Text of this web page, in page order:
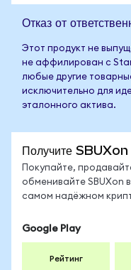
Отказ от
Этот продукт не
не аффилирован с
любые другие
исключительно для
эталонного актива.
Получите SBUXon
Покупайте,
обменивайте SBUXon
самом надёжном
Google Play
Рейтинг